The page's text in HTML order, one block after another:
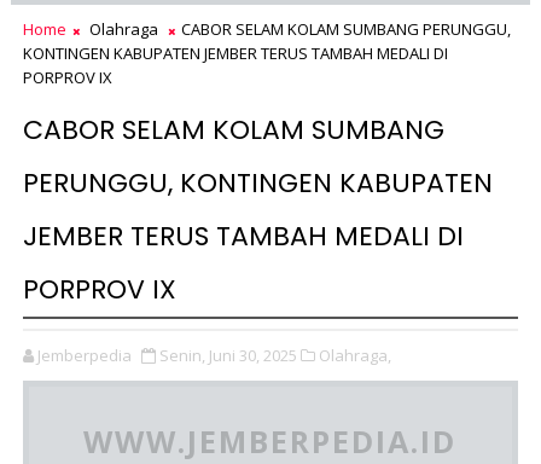
Home Olahraga
CABOR SELAM KOLAM SUMBANG PERUNGGU,
KONTINGEN KABUPATEN JEMBER TERUS TAMBAH MEDALI DI
PORPROV IX
CABOR SELAM KOLAM SUMBANG
PERUNGGU, KONTINGEN KABUPATEN
JEMBER TERUS TAMBAH MEDALI DI
PORPROV IX
Jemberpedia Senin, Juni 30, 2025 Olahraga,
WWW.JEMBERPEDIA.ID